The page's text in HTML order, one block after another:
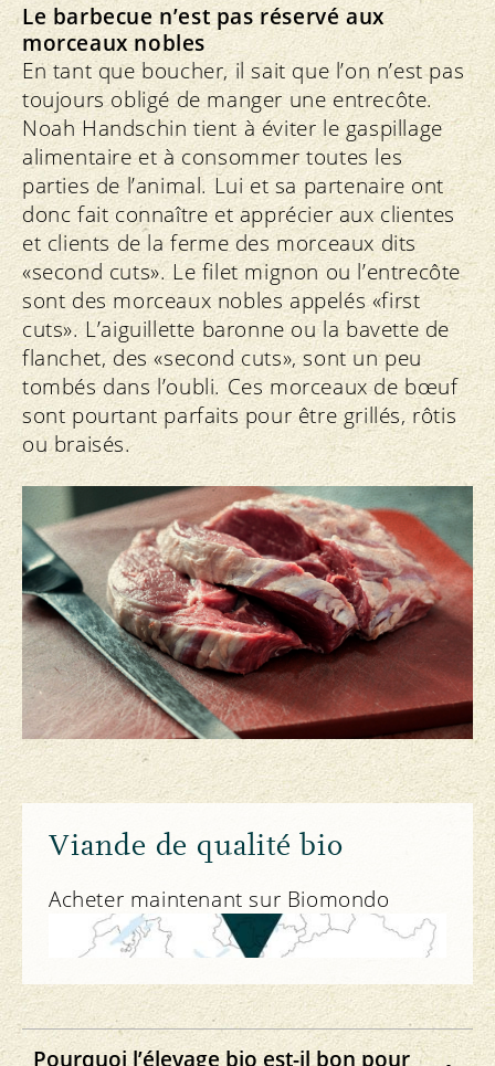
Le barbecue n’est pas réservé aux
morceaux nobles
En tant que boucher, il sait que l’on n’est pas
toujours obligé de manger une entrecôte.
Noah Handschin tient à éviter le gaspillage
alimentaire et à consommer toutes les
parties de l’animal. Lui et sa partenaire ont
donc fait connaître et apprécier aux clientes
et clients de la ferme des morceaux dits
«second cuts». Le filet mignon ou l’entrecôte
sont des morceaux nobles appelés «first
cuts». L’aiguillette baronne ou la bavette de
flanchet, des «second cuts», sont un peu
tombés dans l’oubli. Ces morceaux de bœuf
sont pourtant parfaits pour être grillés, rôtis
ou braisés.
Viande de qualité bio
Acheter maintenant sur Biomondo
Pourquoi l’élevage bio est-il bon pour